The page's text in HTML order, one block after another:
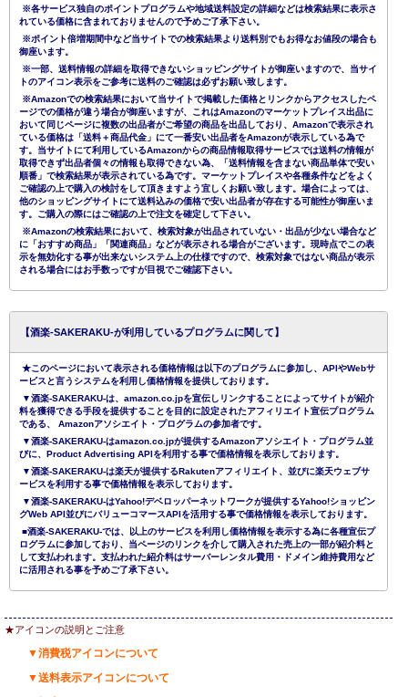
※各サービス独自のポイントプログラムや地域送料設定の詳細などは検索結果に表示さ
れている価格に含まれておりませんので予めご了承下さい。
※ポイント倍増期間中など当サイトでの検索結果より送料別でもお得なお値段の場合も
御座います。
※一部、送料情報の詳細を取得できないショッピングサイトが御座いますので、当サイ
トのアイコン表示をご参考に送料のご確認は必ずお願い致します。
※Amazonでの検索結果において当サイトで掲載した価格とリンクからアクセスしたペ
ージでの価格が違う場合が御座いますが、これはAmazonのマーケットプレイス出品に
おいて同じページに複数の出品者がご希望の商品を出品しており、Amazonで表示され
ている価格は「送料＋商品代金」にて一番安い出品者をAmazonが表示している為で
す。当サイトにて利用しているAmazonからの商品情報取得サービスでは送料の情報が
取得できず出品者個々の情報も取得できない為、「送料情報を含まない商品単体で安い
順番」で検索結果が表示されている為です。マーケットプレイスや各種条件などをよく
ご確認の上で購入の検討をして頂きますよう宜しくお願い致します。場合によっては、
他のショッピングサイトにて送料込みの価格で安い出品者が存在する可能性が御座いま
す。ご購入の際にはご確認の上で注文を確定して下さい。
※Amazonの検索結果において、検索対象が出品されていない・出品が少ない場合など
に「おすすめ商品」「関連商品」などが表示される場合がございます。現時点でこの表
示を無効化する事が出来ないシステム上の仕様ですので、検索対象ではない商品が表示
される場合にはお手数っですが目視でご確認下さい。
【酒楽-SAKERAKU-が利用しているプログラムに関して】
★このページにおいて表示される価格情報は以下のプログラムに参加し、APIやWebサ
ービスと言うシステムを利用し価格情報を提供しております。
▼酒楽-SAKERAKU-は、amazon.co.jpを宣伝しリンクすることによってサイトが紹介
料を獲得できる手段を提供することを目的に設定されたアフィリエイト宣伝プログラム
である、 Amazonアソシエイト・プログラムの参加者です。
▼酒楽-SAKERAKU-はamazon.co.jpが提供するAmazonアソシエイト・プログラム並
びに、Product Advertising APIを利用する事で価格情報を表示しております。
▼酒楽-SAKERAKU-は楽天が提供するRakutenアフィリエイト、並びに楽天ウェブサ
ービスを利用する事で価格情報を表示しております。
▼酒楽-SAKERAKU-はYahoo!デベロッパーネットワークが提供するYahoo!ショッピン
グWeb API並びにバリューコマースAPIを活用する事で価格情報を表示しております。
■酒楽-SAKERAKU-では、以上のサービスを利用し価格情報を表示する為に各種宣伝プ
ログラムに参加しており、当ページのリンクを介して購入された売上の一部が紹介料と
して支払われます。支払われた紹介料はサーバーレンタル費用・ドメイン維持費用など
に活用される事を予めご了承下さい。
★アイコンの説明とご注意
▼消費税アイコンについて
▼送料表示アイコンについて